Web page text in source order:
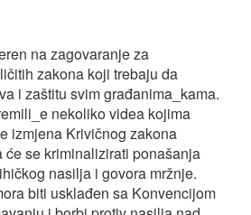
na zagovaranje za
zakona koji trebaju da
i zaštitu svim građanima_kama.
nekoliko videa kojima
izmjena Krivičnog zakona
se kriminalizirati ponašanja
nasilja i govora mržnje.
biti usklađen sa Konvencijom